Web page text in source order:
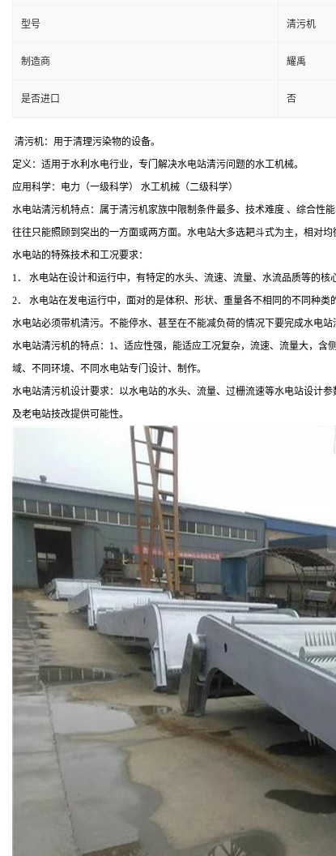
型号 清污机
制造商 耀禹
是否进口 否
清污机：用于清理污染物的设备。
定义：适用于水利水电行业，专门解决水电站清污问题的水工机械。
应用科学：电力（一级科学） 水工机械（二级科学）
水电站清污机特点：属于清污机家族中限制条件最多、技术难度 、综合性
往往只能照顾到突出的一方面或两方面。水电站大多选耙斗式为主，相对
水电站的特殊技术和工况要求：
1． 水电站在设计和运行中，有特定的水头、流速、流量、水流品质等的核
2． 水电站在发电运行中，面对的是体积、形状、重量各不相同的不同种
水电站必须带机清污。不能停水、甚至在不能减负荷的情况下要完成水电
水电站清污机的特点：1、适应性强，能适应工况复杂，流速、流量大，
域、不同环境、不同水电站专门设计、制作。
水电站清污机设计要求：以水电站的水头、流量、过栅流速等水电站设计
及老电站技改提供可能性。